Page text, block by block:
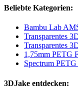
Beliebte Kategorien:
Bambu Lab
Transparentes
Transparentes
1,75mm PETG
Spectrum
3DJake entdecken: